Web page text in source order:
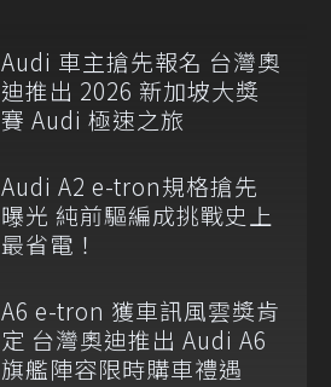
Audi 車主搶先報名 台灣奧
迪推出 2026 新加坡大獎
賽 Audi 極速之旅
Audi A2 e-tron規格搶先
曝光 純前驅編成挑戰史上
最省電！
A6 e-tron 獲車訊風雲獎肯
定 台灣奧迪推出 Audi A6
旗艦陣容限時購車禮遇